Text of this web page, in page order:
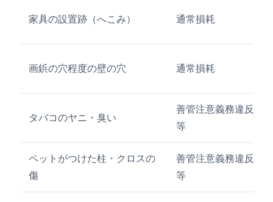
家具の設置跡（へこみ） 通常損耗
画鋲の穴程度の壁の穴 通常損耗
タバコのヤニ・臭い
善管注意義務違反
等
ペットがつけた柱・クロスの
傷
善管注意義務違反
等